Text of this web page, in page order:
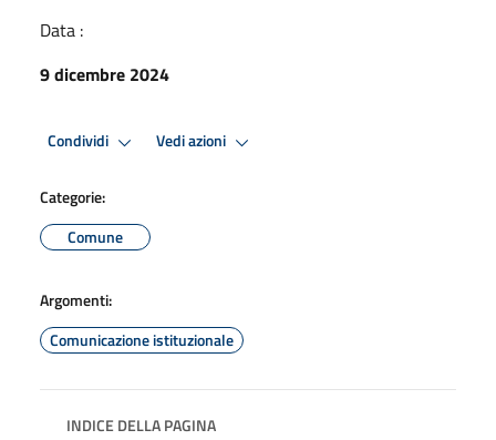
Data :
9 dicembre 2024
Condividi Vedi azioni
Categorie:
Comune
Argomenti:
Comunicazione istituzionale
INDICE DELLA PAGINA